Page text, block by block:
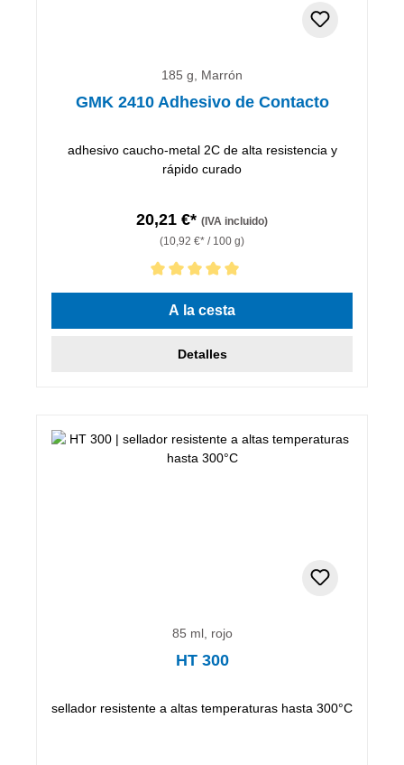
185 g, Marrón
GMK 2410 Adhesivo de Contacto
adhesivo caucho-metal 2C de alta resistencia y
rápido curado
20,21 €* (IVA incluido)
(10,92 €* / 100 g)
Calificación promedio de 5 de 5 estrellas
A la cesta
Detalles
85 ml, rojo
HT 300
sellador resistente a altas temperaturas hasta 300°C